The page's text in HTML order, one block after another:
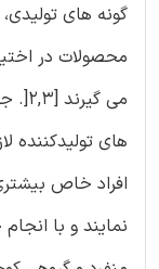
گونه های
محصولات در
می
های تولیدکننده
افراد خاص
نمایند و با